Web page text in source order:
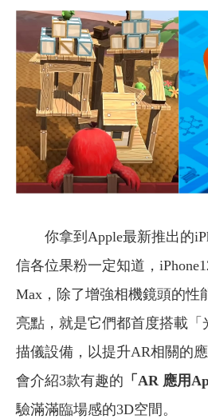
你拿到Apple最新推出的
信各位果粉一定知道，
Max，除了增強相機鏡頭的性
亮點，就是它們都首度搭載
描儀設備，以提升AR相關的
會介紹3款有趣的 「AR 應用
驗滿滿臨場感的3D空間。